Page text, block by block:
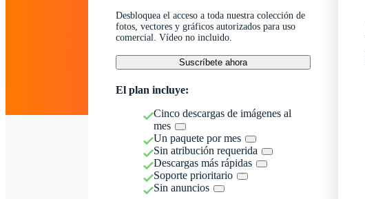
Desbloquea el acceso a toda nuestra colección de
fotos, vectores y gráficos autorizados para uso
comercial. Vídeo no incluido.
Suscríbete ahora
El plan incluye:
Cinco descargas de imágenes al
mes
Un paquete por mes
Sin atribución requerida
Descargas más rápidas
Soporte prioritario
Sin anuncios